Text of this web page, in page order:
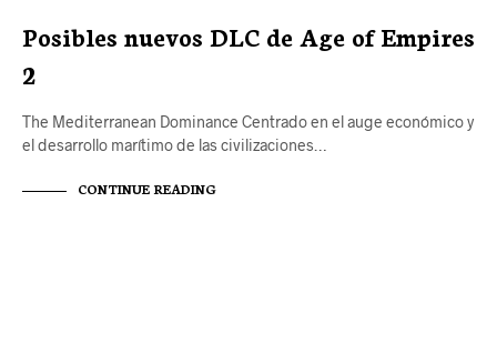
Posibles nuevos DLC de Age of Empires
2
The Mediterranean Dominance Centrado en el auge económico y
el desarrollo marítimo de las civilizaciones…
CONTINUE READING